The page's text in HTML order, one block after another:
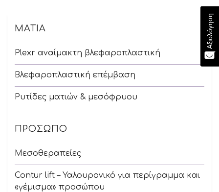
ΜΆΤΙΑ
Plexr αναίμακτη βλεφαροπλαστική
Βλεφαροπλαστική επέμβαση
Ρυτίδες ματιών & μεσόφρυου
ΠΡΌΣΩΠΟ
Μεσοθεραπείες
Contur lift – Υαλουρονικό για περίγραμμα και
«γέμισμα» προσώπου
Αξιολόγηση